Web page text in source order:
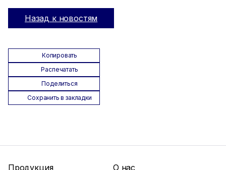
Назад к новостям
Копировать
Распечатать
Поделиться
Сохранить в закладки
Продукция О нас